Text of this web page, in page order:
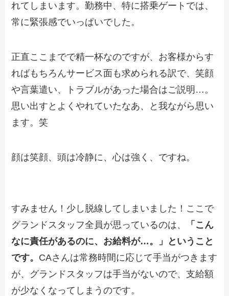
れてしまいます。勤務中、特に搭乗ゲートでは、
常に緊張感でいっぱいでした。
正直ここまでで精一杯なのですが、お客様からす
ればもちろんサービス面も求められる訳で、笑顔
や言葉遣い、トラブルがあった場合はご説明…。
思い出すとよくやれていたなあ、と我ながら思い
ます。笑
顔は笑顔、頭は冷静に、心は強く、ですね。
すみません！少し脱線してしまいました！ここで
グランドスタッフ全員が思っているのは、
「こん
なに責任があるのに、お給料が…。」ということ
です。 CAさんは常務時間に応じて手当がつきます
が、グランドスタッフは手当がないので、支給額
が少なくなってしまうのです。